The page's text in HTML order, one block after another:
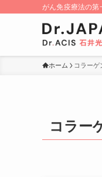
がん免疫療法の第
ホーム コラーゲ
コラー